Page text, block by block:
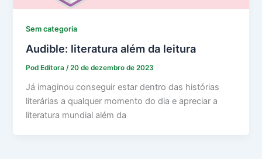
Sem categoria
Audible: literatura além da leitura
Pod Editora/20 de dezembro de 2023
Já imaginou conseguir estar dentro das histórias
literárias a qualquer momento do dia e apreciar a
literatura mundial além da